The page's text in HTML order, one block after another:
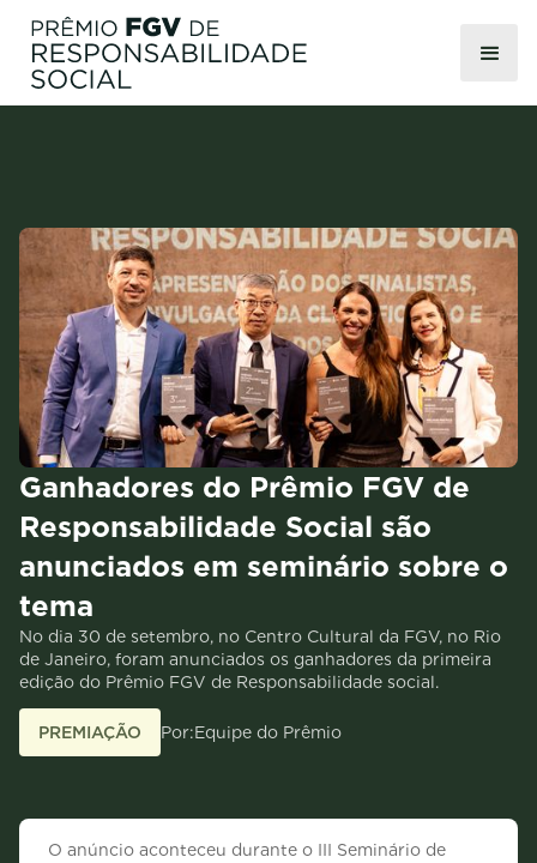
Ganhadores do Prêmio FGV de
Responsabilidade Social são
anunciados em seminário sobre o
tema
No dia 30 de setembro, no Centro Cultural da FGV, no Rio
de Janeiro, foram anunciados os ganhadores da primeira
edição do Prêmio FGV de Responsabilidade social.
PREMIAÇÃO Por:Equipe do Prêmio
O anúncio aconteceu durante o III Seminário de